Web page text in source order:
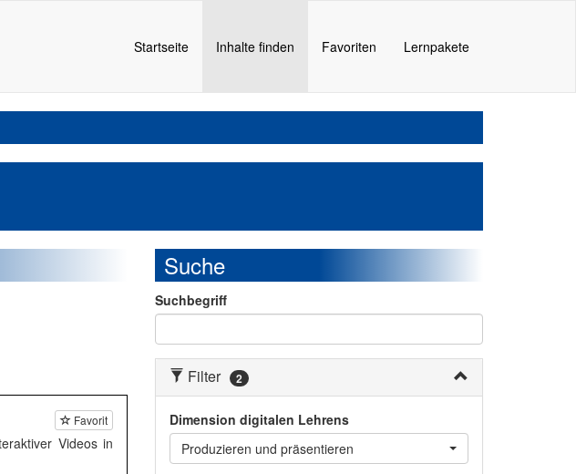
Startseite Inhalte finden (current)Favoriten Lernpakete
Suche
Suchbegriff
Filter 2
Dimension digitalen Lehrens
Produzieren und präsentieren
Favorit
Videos in